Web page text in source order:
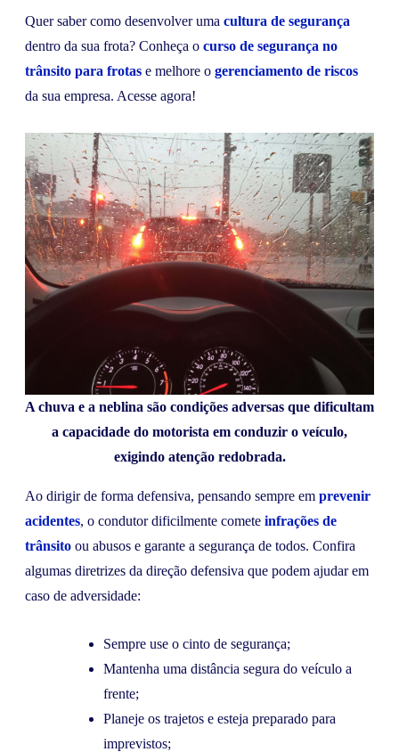
Quer saber como desenvolver uma cultura de segurança
dentro da sua frota? Conheça o curso de segurança no
trânsito para frotas e melhore o gerenciamento de riscos
da sua empresa. Acesse agora!
A chuva e a neblina são condições adversas que dificultam
a capacidade do motorista em conduzir o veículo,
exigindo atenção redobrada.
Ao dirigir de forma defensiva, pensando sempre em prevenir
acidentes, o condutor dificilmente comete infrações de
trânsito ou abusos e garante a segurança de todos. Confira
algumas diretrizes da direção defensiva que podem ajudar em
caso de adversidade:
Sempre use o cinto de segurança;
Mantenha uma distância segura do veículo a
frente;
Planeje os trajetos e esteja preparado para
imprevistos;